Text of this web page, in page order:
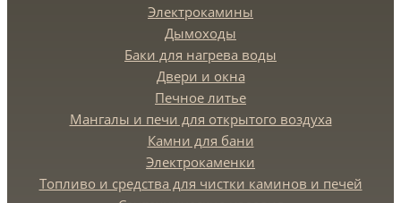
Электрокамины
Дымоходы
Баки для нагрева воды
Двери и окна
Печное литье
Мангалы и печи для открытого воздуха
Камни для бани
Электрокаменки
Топливо и средства для чистки каминов и печей